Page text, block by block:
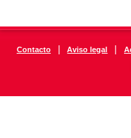
Contacto | Aviso legal |